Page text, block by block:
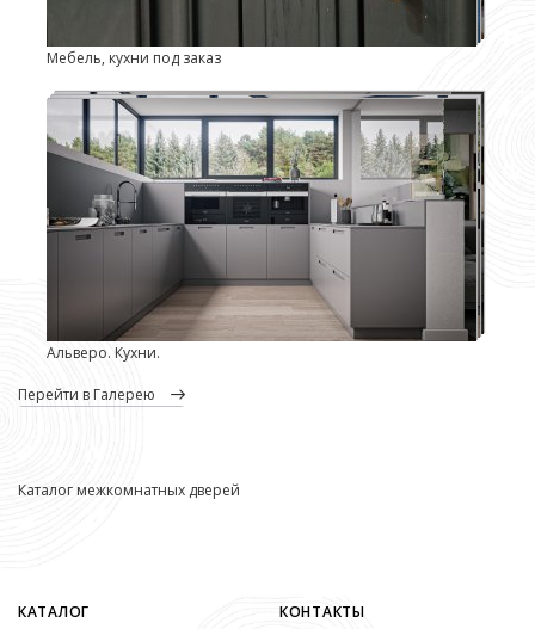
Мебель, кухни под заказ
Альверо. Кухни.
перейти в Галерею
Каталог межкомнатных дверей
КАТАЛОГ
КОНТАКТЫ